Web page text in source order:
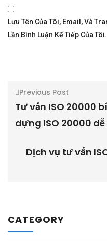
Lưu Tên Của Tôi, Email, Và
Lần Bình Luận Kế Tiếp Của Tôi.
Previous Post
Tư vấn ISO 20000
dựng ISO 20000
Dịch vụ tư vấn
CATEGORY